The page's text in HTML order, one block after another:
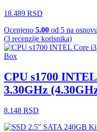
18.489 RSD
Ocenjeno 5.00 od 5 na
(3 recenzije korisnika)
CPU s1700
3.30GHz
8.148 RSD